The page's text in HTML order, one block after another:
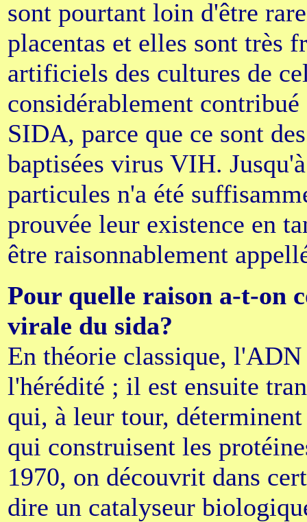
sont pourtant loin d'être
placentas et elles sont très
artificiels des cultures de
considérablement
SIDA, parce que ce sont
baptisées virus VIH.
particules n'a été
prouvée leur existence en
être raisonnablement
Pour quelle raison a-t-on
virale du sida?
En théorie classique,
l'hérédité ; il est ensuite
qui, à leur tour,
qui construisent les
1970, on découvrit dans
dire un catalyseur